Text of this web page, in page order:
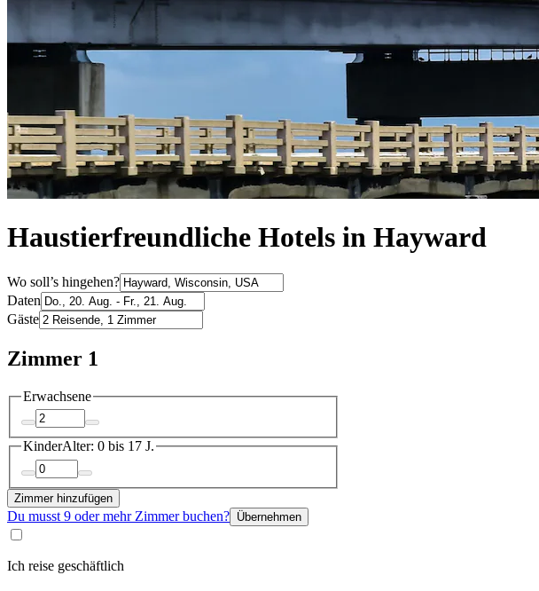
Haustierfreundliche Hotels in Hayward
Wo soll’s hingehen?
Daten
Gäste
Zimmer 1
Erwachsene
KinderAlter: 0 bis 17 J.
Zimmer hinzufügen
Du musst 9 oder mehr Zimmer buchen? Übernehmen
Ich reise geschäftlich